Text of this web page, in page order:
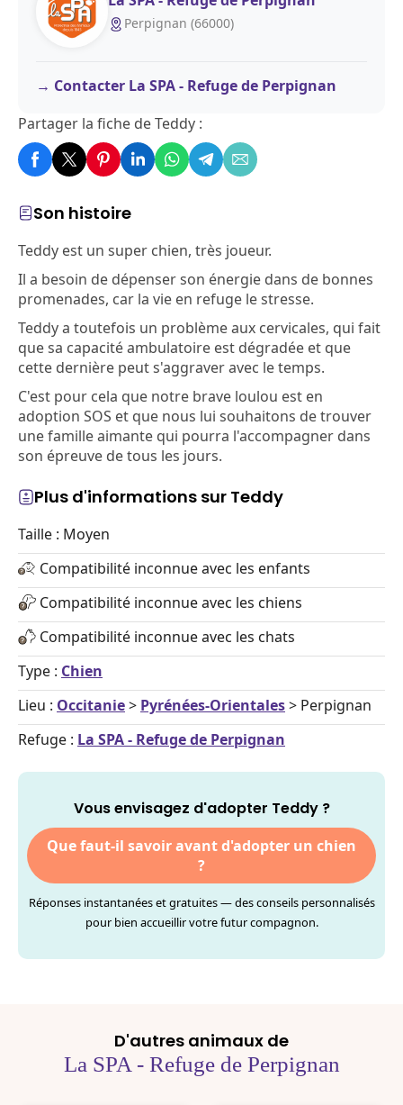
Son histoire
Teddy est un super chien, très joueur.
Il a besoin de dépenser son énergie dans de bonnes
promenades, car la vie en refuge le stresse.
Teddy a toutefois un problème aux cervicales, qui fait
que sa capacité ambulatoire est dégradée et que
cette dernière peut s'aggraver avec le temps.
C'est pour cela que notre brave loulou est en
adoption SOS et que nous lui souhaitons de trouver
une famille aimante qui pourra l'accompagner dans
son épreuve de tous les jours.
Plus d'informations sur Teddy
Taille : Moyen
Compatibilité inconnue avec les enfants
Compatibilité inconnue avec les chiens
Compatibilité inconnue avec les chats
Type : Chien
Lieu : Occitanie> Pyrénées-Orientales> Perpignan
Refuge : La SPA - Refuge de Perpignan
Vous envisagez d'adopter Teddy ?
Que faut-il savoir avant d'adopter un chien
?
Réponses instantanées et gratuites — des conseils personnalisés
pour bien accueillir votre futur compagnon.
Perpignan (66000)
Contacter La SPA - Refuge de Perpignan
Partager la fiche de Teddy :
D'autres animaux de
La SPA - Refuge de Perpignan